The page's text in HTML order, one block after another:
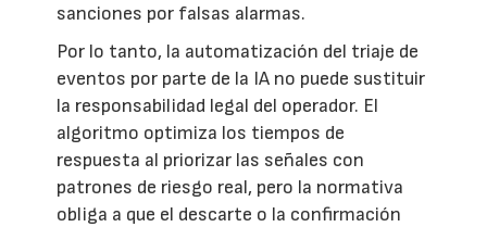
sanciones por falsas alarmas.
Por lo tanto, la automatización del triaje de
eventos por parte de la IA no puede sustituir
la responsabilidad legal del operador. El
algoritmo optimiza los tiempos de
respuesta al priorizar las señales con
patrones de riesgo real, pero la normativa
obliga a que el descarte o la confirmación